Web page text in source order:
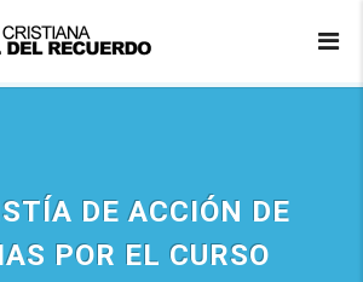
DE ACCIÓN DE
POR EL CURSO